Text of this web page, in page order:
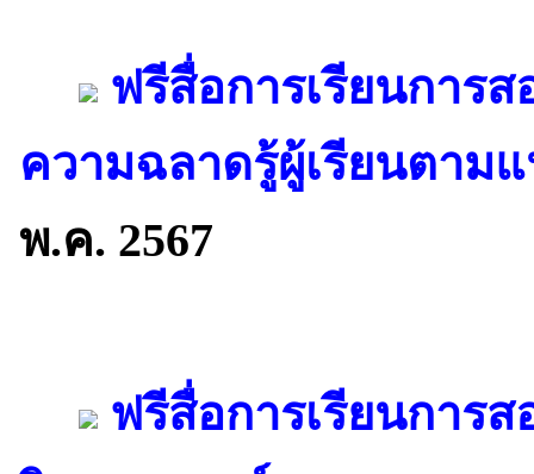
ฟรีสื่อการเรียนการ
ความฉลาดรู้ผู้เรียนตาม
พ.ค. 2567
ฟรีสื่อการเรียนการ